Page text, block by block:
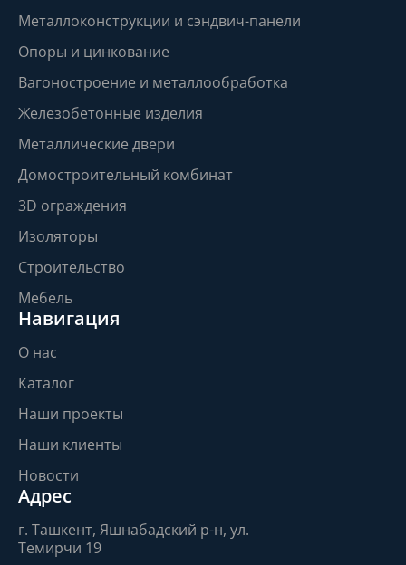
Металлоконструкции и сэндвич-панели
Опоры и цинкование
Вагоностроение и металлообработка
Железобетонные изделия
Металлические двери
Домостроительный комбинат
3D ограждения
Изоляторы
Строительство
Мебель
Навигация
О нас
Каталог
Наши проекты
Наши клиенты
Новости
Адрес
г. Ташкент, Яшнабадский р-н, ул.
Темирчи 19